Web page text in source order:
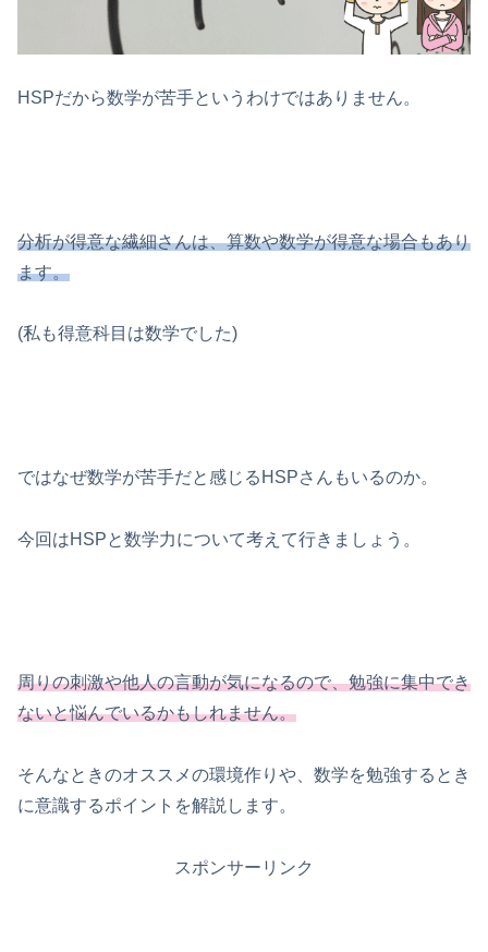
HSPだから数学が苦手というわけではありません。
分析が得意な繊細さんは、算数や数学が得意な場合もあり
ます。
(私も得意科目は数学でした)
ではなぜ数学が苦手だと感じるHSPさんもいるのか。
今回はHSPと数学力について考えて行きましょう。
周りの刺激や他人の言動が気になるので、勉強に集中でき
ないと悩んでいるかもしれません。
そんなときのオススメの環境作りや、数学を勉強するとき
に意識するポイントを解説します。
スポンサーリンク